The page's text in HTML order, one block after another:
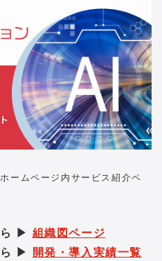
ームページ内サービス紹介ペ
▶ 組織図ページ
▶ 開発・導入実績一覧